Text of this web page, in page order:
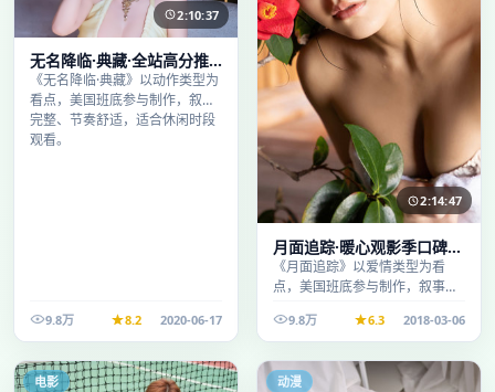
2:10:37
无名降临·典藏·全站高分推
荐节奏紧凑值得追看
《无名降临·典藏》以动作类型为
看点，美国班底参与制作，叙事
完整、节奏舒适，适合休闲时段
观看。
9.8万 8.2 2020-06-17
2:14:47
月面追踪·暖心观影季口碑发
酵持续升温
《月面追踪》以爱情类型为看
点，美国班底参与制作，叙事完
看。9.8万 6.3 2018-03-06
电影 动漫